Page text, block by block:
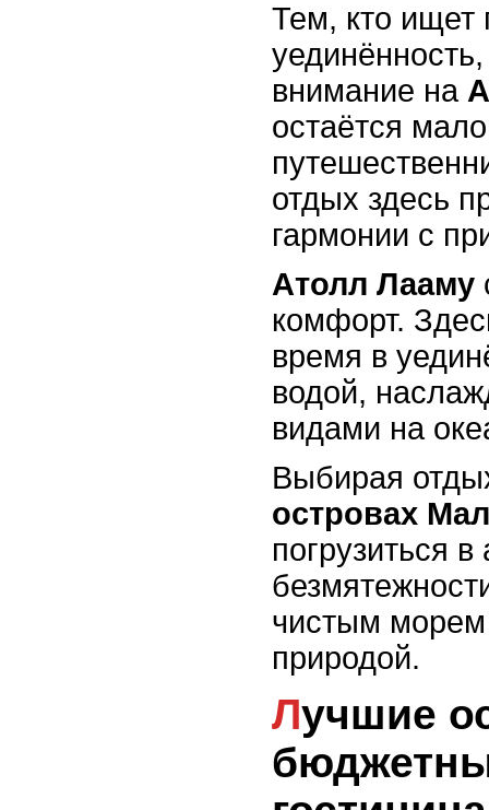
Тем, кто ищет
внимание на
остаётся
отдых здесь
гармонии с
Атолл Лааму
комфорт.
время в
водой,
видами на
Выбирая
островах
погрузиться
чистым морем
природой.
Лучшие острова с